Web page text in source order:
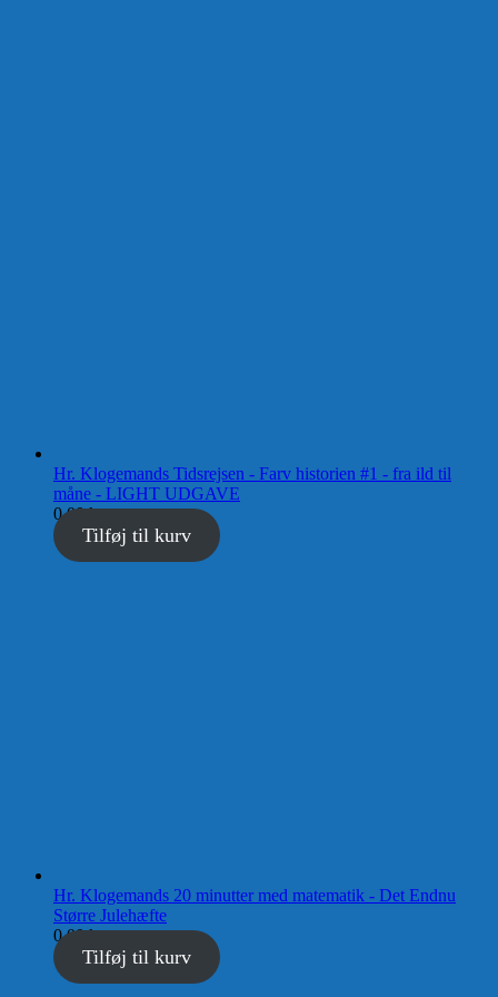
Hr. Klogemands Tidsrejsen - Farv historien #1 - fra ild til
måne - LIGHT UDGAVE
0,00kr.
Tilføj til kurv
Hr. Klogemands 20 minutter med matematik - Det Endnu
Større Julehæfte
0,00kr.
Tilføj til kurv